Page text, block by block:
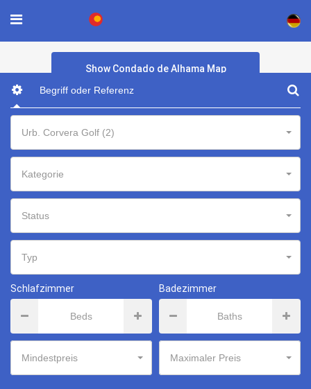
×
Show Condado de Alhama Map
Urb. Corvera Golf (2)
Kategorie
Status
Typ
Schlafzimmer Badezimmer
Mindestpreis Maximaler Preis